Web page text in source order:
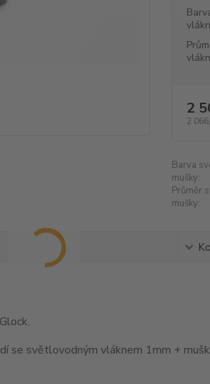
2
2
Barva
mušky:
Průměr
mušky:
se světlovodným vláknem 1mm +